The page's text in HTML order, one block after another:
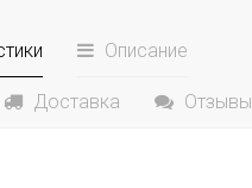
Описание
Доставка Отзывы